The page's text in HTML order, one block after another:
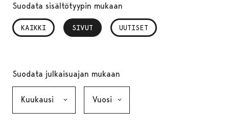
Suodata sisältötyypin mukaan
KAIKKI SIVUT
, VALITTU UUTISET
Suodata julkaisuajan mukaan